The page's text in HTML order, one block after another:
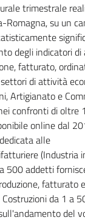
trimestrale
Romagna, su un
degli indicatori
fatturato,
di attività
Artigianato e
confronti di oltre
online dal
alle
(Industria
500 addetti
fatturato
da 1 a
del